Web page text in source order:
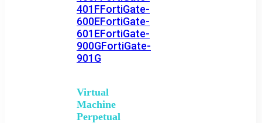
401FFortiGate-
600EFortiGate-
601EFortiGate-
900GFortiGate-
901G
Virtual
Machine
Perpetual